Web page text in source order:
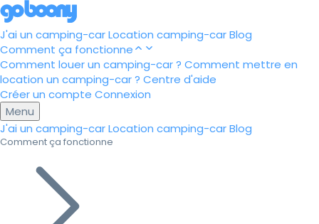
J'ai un camping-carLocation camping-carBlog
Comment ça fonctionne
Comment louer un camping-car ? Comment mettre en
location un camping-car ? Centre d'aide
Créer un compte Connexion
Menu
J'ai un camping-carLocation camping-carBlog
Comment ça fonctionne